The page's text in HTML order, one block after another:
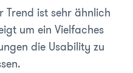
Trend ist sehr ähnlich
um ein Vielfaches
die Usability zu